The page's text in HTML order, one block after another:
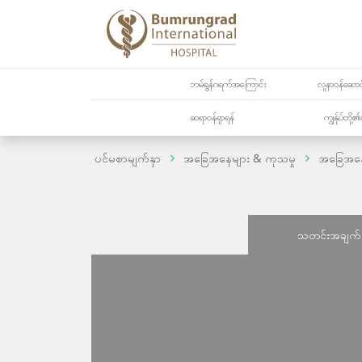
ဘမ်ရွန်ဂရက်အကြောင်း လူနာဝန်ဆော
ဆရာဝန်ရှာရန် ကျွန်ုပ်တို့၏
ပင်မစာမျက်နှာ အခြေအနေများ & ကုသမှု အခြေအန
သတင်းအခ